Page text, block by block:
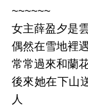
~~~~~~
女主薛盈夕是
偶然在雪地裡
常常過來和蘭
後來她在下山
人